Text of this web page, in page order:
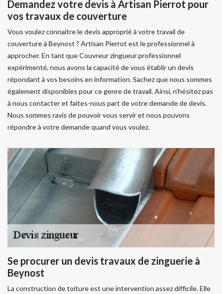
Demandez votre devis à Artisan Pierrot pour
vos travaux de couverture
Vous voulez connaitre le devis approprié à votre travail de
couverture à Beynost ? Artisan Pierrot est le professionnel à
approcher. En tant que Couvreur zingueur professionnel
expérimenté, nous avons la capacité de vous établir un devis
répondant à vos besoins en information. Sachez que nous sommes
également disponibles pour ce genre de travail. Ainsi, n’hésitez pas
à nous contacter et faites-nous part de votre demande de devis.
Nous sommes ravis de pouvoir vous servir et nous pouvons
répondre à votre demande quand vous voulez.
Se procurer un devis travaux de zinguerie à
Beynost
La construction de toiture est une intervention assez difficile. Elle